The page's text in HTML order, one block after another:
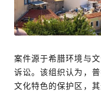
案件源于希腊环境与
诉讼。该组织认为，
文化特色的保护区，